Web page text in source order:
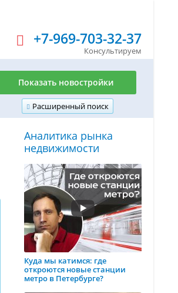
+7-969-703-32-37
Консультируем
Расширенный поиск
Показать новостройки
Аналитика рынка
недвижимости
Куда мы катимся: где
откроются новые станции
метро в Петербурге?